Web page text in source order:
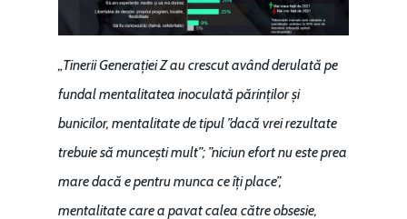
„Tinerii Generației Z au crescut având derulată pe
fundal mentalitatea inoculată părinților și
bunicilor, mentalitate de tipul ”dacă vrei rezultate
trebuie să muncești mult”; ”niciun efort nu este prea
mare dacă e pentru munca ce îți place”,
mentalitate care a pavat calea către obsesie,